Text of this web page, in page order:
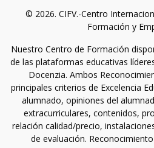
© 2026. CIFV.-Centro
Formación y
Nuestro Centro de Formación
de las plataformas educativas
Docenzia. Ambos
principales criterios de Excelencia
alumnado, opiniones del
extracurriculares, contenidos,
relación calidad/precio,
de evaluación.